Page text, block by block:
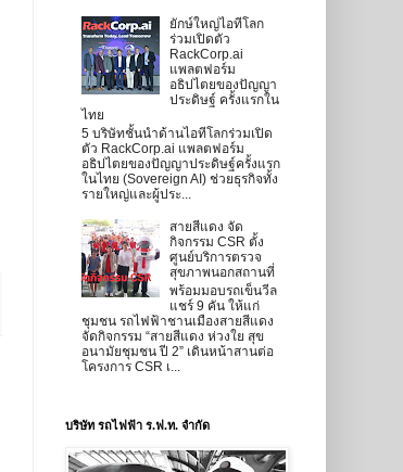
ยักษ์ใหญ่ไอทีโลก
ร่วมเปิดตัว
RackCorp.ai
แพลตฟอร์ม
อธิปไตยของปัญญา
ประดิษฐ์ ครั้งแรกใน
ไทย
5 บริษัทชั้นนำด้านไอทีโลกร่วมเปิด
ตัว RackCorp.ai แพลตฟอร์ม
อธิปไตยของปัญญาประดิษฐ์ครั้งแรก
ในไทย (Sovereign AI) ช่วยธุรกิจทั้ง
รายใหญ่และผู้ประ...
สายสีแดง จัด
กิจกรรม CSR ตั้ง
ศูนย์บริการตรวจ
สุขภาพนอกสถานที่
พร้อมมอบรถเข็นวีล
แชร์ 9 คัน ให้แก่
ชุมชน รถไฟฟ้าชานเมืองสายสีแดง
จัดกิจกรรม “สายสีแดง ห่วงใย สุข
อนามัยชุมชน ปี 2” เดินหน้าสานต่อ
โครงการ CSR เ...
บริษัท รถไฟฟ้า ร.ฟ.ท. จำกัด